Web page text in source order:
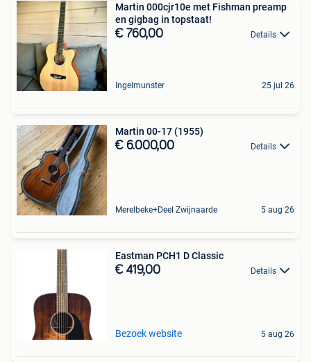
Martin 000cjr10e met Fishman preamp
en gigbag in topstaat!
€ 760,00 Details
Ingelmunster 25 jul 26
Martin 00-17 (1955)
€ 6.000,00 Details
Merelbeke+Deel Zwijnaarde 5 aug 26
Eastman PCH1 D Classic
€ 419,00 Details
Bezoek website 5 aug 26